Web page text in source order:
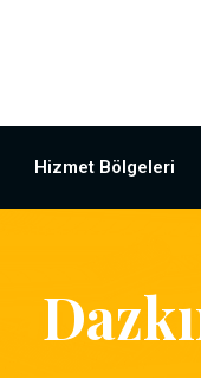
Hizmet Bölgeleri